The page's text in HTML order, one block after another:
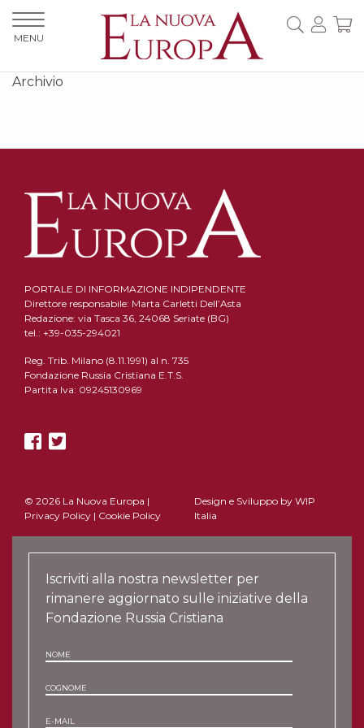
Archivio
PORTALE DI INFORMAZIONE INDIPENDENTE
Direttore responsabile: Marta Carletti Dell’Asta
Redazione: via Tasca 36, 24068 Seriate (BG)
tel.: +39-035-294021
Reg. Trib. Milano (8.11.1991) al n. 735
Fondazione Russia Cristiana E.T.S.
Partita Iva: 09245130969
© 2026 La Nuova Europa |
Privacy Policy | Cookie Policy
Design e Sviluppo by WIP
Italia
Iscriviti alla nostra newsletter per
rimanere aggiornato sulle iniziative della
Fondazione Russia Cristiana
NOME
COGNOME
E-MAIL
MENU